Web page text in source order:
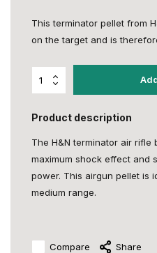
This terminator pellet from
on the target and is
Product description
The H&N terminator air rifle
maximum shock effect and
power. This airgun pellet is
medium range.
Compare Share